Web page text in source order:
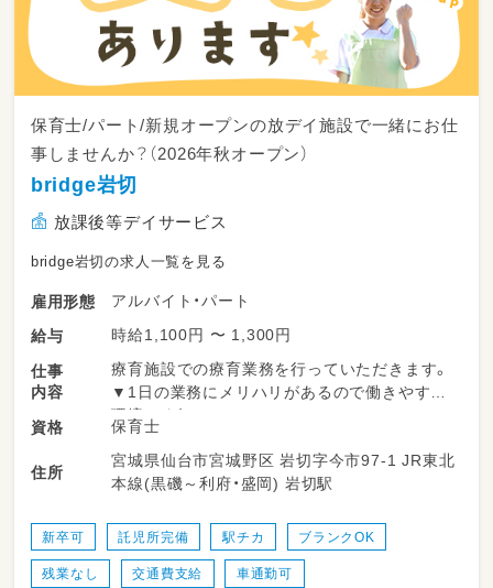
保育士/パート/新規オープンの放デイ施設で一緒にお仕
事しませんか？（2026年秋オープン）
bridge岩切
放課後等デイサービス
bridge岩切の求人一覧を見る
雇用形態
アルバイト・パート
給与
時給1,100円 〜 1,300円
仕事
内容
療育施設での療育業務を行っていただきます。
▼1日の業務にメリハリがあるので働きやすい
環境です！
＜一日の流れ＞
◎平日の放課後利用
14：30～送迎出発で各学校お迎え
15：30～支援時間
17：00～ご自宅まで送迎
資格 保育士
住所
宮城県仙台市宮城野区 岩切字今市97-1 JR東北
本線(黒磯～利府・盛岡) 岩切駅
新卒可 託児所完備 駅チカ ブランクOK
残業なし 交通費支給 車通勤可